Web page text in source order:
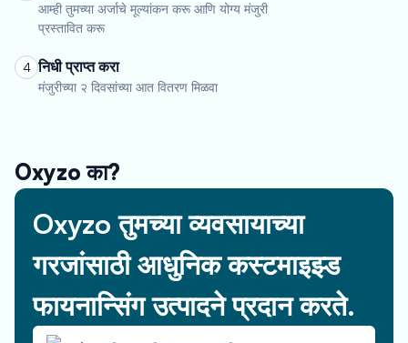
आम्ही तुमच्या अर्जाचे मूल्यांकन करू आणि योग्य मंजुरी
प्रस्तावित करू
4 निधी प्राप्त करा
मंजुरीच्या २ दिवसांच्या आत वितरण मिळवा
Oxyzo का?
Oxyzo तुमच्या व्यवसायाच्या
गरजांसाठी आधुनिक कस्टमाइझ्ड
फायनान्सिंग उत्पादने प्रदान करते.